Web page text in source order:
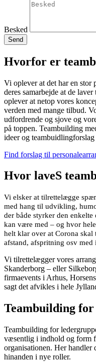
Besked
Send
Hvorfor er
Vi oplever at det har en stor
deres samarbejde at de
oplever at netop vores
verden med mange tilbud.
udfordrende og sjove og
på toppen. Teambuilding
ideer og
Find forslag til
Hvor laveS
Vi elsker at tilrettelægge
med hang til udvikling,
der både styrker den
kan være med – og hvor
helt klar over at Corona
afstand, afspritning osv med
Vi tilrettelægger vores
Skanderborg – eller
firmaevents i Arhus,
sagt det afvikles i hele
Teambuilding for
Teambuilding for
væsentlig i indhold og form
organisationen. Her handler
hinanden i nye roller.